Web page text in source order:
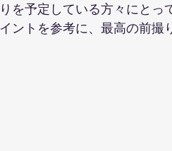
りを予定している方々にと
イントを参考に、最高の前撮